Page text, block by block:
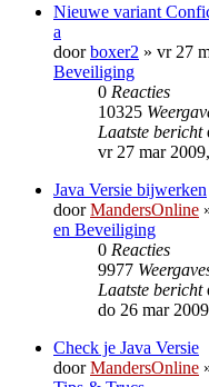
Nieuwe variant
a
doorboxer2 » vr 27
Beveiliging
0 Reacties
10325
Laatste bericht
vr 27 mar
Java Versie bijwerken
doorMandersOnline
en Beveiliging
0 Reacties
9977
Laatste bericht
do 26 mar
Check je Java Versie
doorMandersOnline